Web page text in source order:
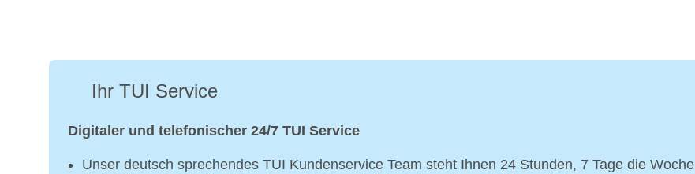
Ihr TUI Service
Digitaler und telefonischer 24/7 TUI Service
Unser deutsch sprechendes TUI Kundenservice Team steht Ihnen 24 Stunden, 7 Tage die Woche